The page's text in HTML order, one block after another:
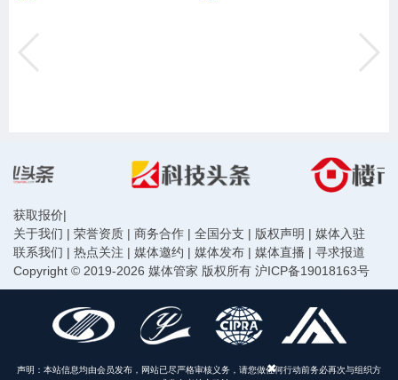
获取报价|
关于我们 | 荣誉资质 | 商务合作 | 全国分支 | 版权声明 | 媒体入驻
联系我们 | 热点关注 | 媒体邀约 | 媒体发布 | 媒体直播 | 寻求报道
Copyright © 2019-2026 媒体管家 版权所有 沪ICP备19018163号
声明：本站信息均由会员发布，网站已尽严格审核义务，请您做任何行动前务必再次与组织方